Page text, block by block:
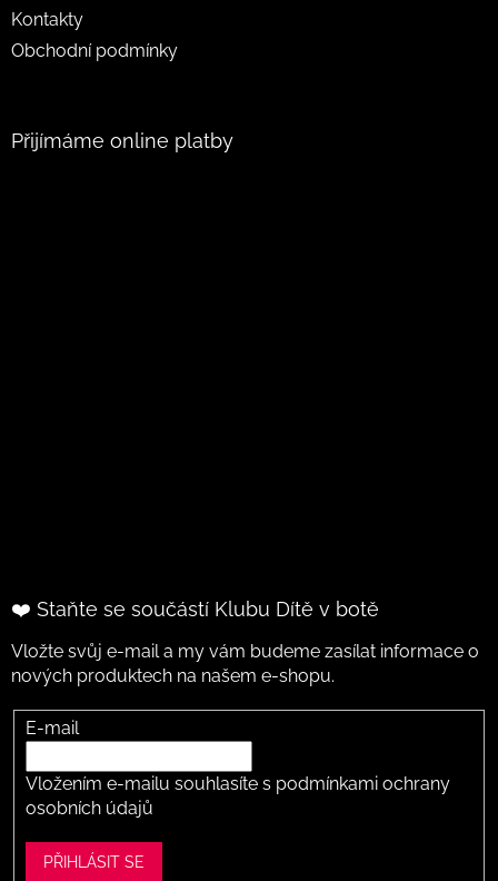
Kontakty
Obchodní podmínky
Přijímáme online platby
❤️ Staňte se součástí Klubu Dítě v botě
Vložte svůj e-mail a my vám budeme zasílat informace o
nových produktech na našem e-shopu.
E-mail
Vložením e-mailu souhlasíte s podmínkami ochrany
osobních údajů
PŘIHLÁSIT SE